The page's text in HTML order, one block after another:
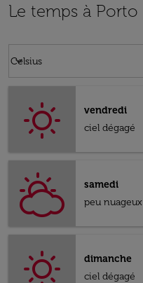
Le temps à Porto
Celsius
keyboard_arrow_down
vendredi
ciel dégagé
samedi
peu nuageux
dimanche
ciel dégagé